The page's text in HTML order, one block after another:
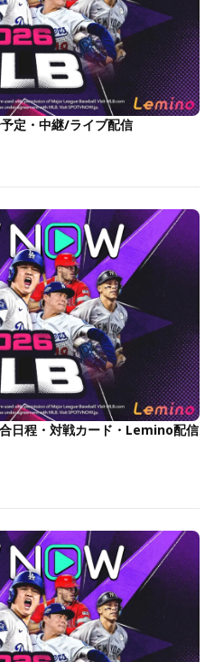
定・中継/ライブ配信
日程・対戦カード・Lemino配信